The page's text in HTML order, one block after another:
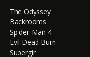
The Odyssey
Backrooms
Spider-Man 4
Evil Dead Burn
Supergirl